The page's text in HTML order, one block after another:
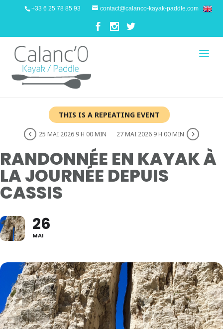
+33 6 25 78 85 93 contact@calanco-kayak-paddle.com
THIS IS A REPEATING EVENT
25 MAI 2026 9 H 00 MIN 27 MAI 2026 9 H 00 MIN
RANDONNÉE EN KAYAK À
LA JOURNÉE DEPUIS
CASSIS
26
MAI